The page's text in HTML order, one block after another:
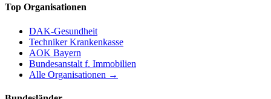
Top Organisationen
DAK-Gesundheit
Techniker Krankenkasse
AOK Bayern
Bundesanstalt f. Immobilien
Alle Organisationen →